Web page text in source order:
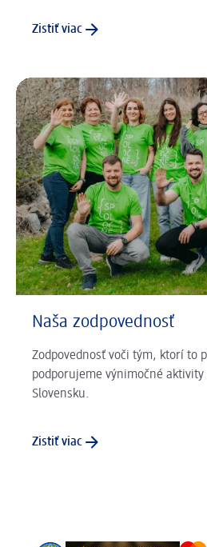
Zistiť viac
Naša zodpovednosť
Zodpovednosť voči tým, ktorí to
podporujeme výnimočné aktivity
Slovensku.
Zistiť viac